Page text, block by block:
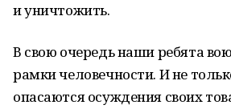
и уничтожить.
В свою очередь наши ребята
рамки человечности. И не
опасаются осуждения своих